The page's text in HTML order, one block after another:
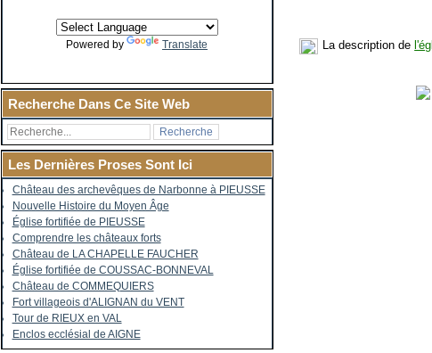
Powered by Translate
Recherche Dans Ce Site Web
Les Dernières Proses Sont Ici
Château des archevêques de Narbonne à PIEUSSE
Nouvelle Histoire du Moyen Âge
Église fortifiée de PIEUSSE
Comprendre les châteaux forts
Château de LA CHAPELLE FAUCHER
Église fortifiée de COUSSAC-BONNEVAL
Château de COMMEQUIERS
Fort villageois d'ALIGNAN du VENT
Tour de RIEUX en VAL
Enclos ecclésial de AIGNE
La description de